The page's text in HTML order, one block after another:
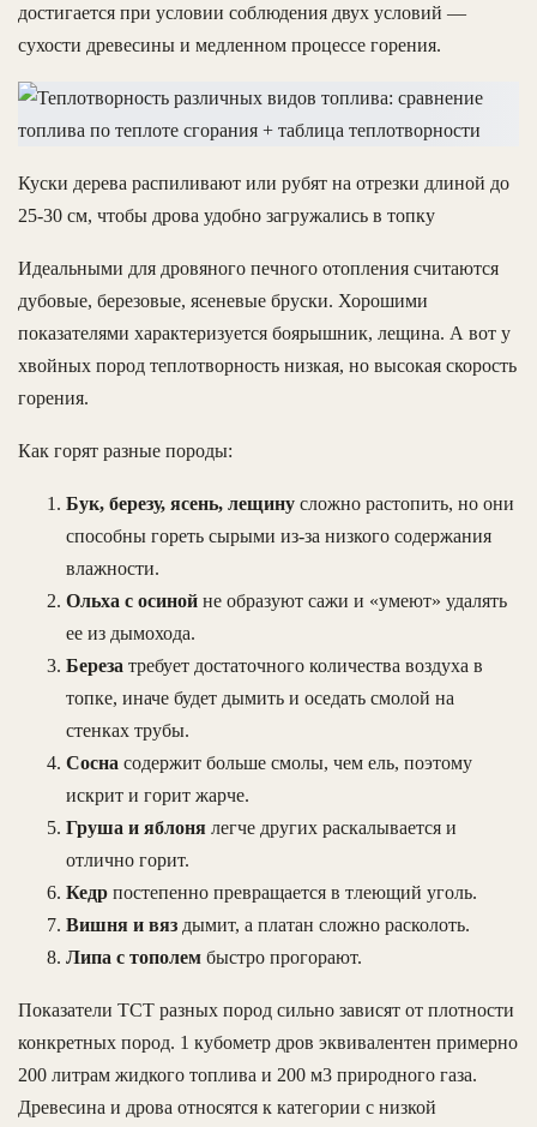
достигается при условии соблюдения двух условий —
сухости древесины и медленном процессе горения.
Куски дерева распиливают или рубят на отрезки длиной до
25-30 см, чтобы дрова удобно загружались в топку
Идеальными для дровяного печного отопления считаются
дубовые, березовые, ясеневые бруски. Хорошими
показателями характеризуется боярышник, лещина. А вот у
хвойных пород теплотворность низкая, но высокая скорость
горения.
Как горят разные породы:
Бук, березу, ясень, лещину сложно растопить, но они
способны гореть сырыми из-за низкого содержания
влажности.
Ольха с осиной не образуют сажи и «умеют» удалять
ее из дымохода.
Береза требует достаточного количества воздуха в
топке, иначе будет дымить и оседать смолой на
стенках трубы.
Сосна содержит больше смолы, чем ель, поэтому
искрит и горит жарче.
Груша и яблоня легче других раскалывается и
отлично горит.
Кедр постепенно превращается в тлеющий уголь.
Вишня и вяз дымит, а платан сложно расколоть.
Липа с тополем быстро прогорают.
Показатели ТСТ разных пород сильно зависят от плотности
конкретных пород. 1 кубометр дров эквивалентен примерно
200 литрам жидкого топлива и 200 м3 природного газа.
Древесина и дрова относятся к категории с низкой